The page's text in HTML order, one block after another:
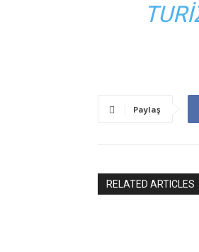
Paylaş
RELATED ARTICLES